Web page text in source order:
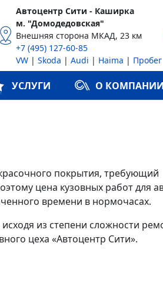
Автоцентр Сити - Каширка
м. "Домодедовская"
Внешняя сторона МКАД, 23 км
+7 (495) 127-60-85
VW |Skoda |Audi | Haima | Пробег
УСЛУГИ О КОМПАНИИ
покрытия, требующий
цена кузовных работ для
времени в нормочасах.
из степени сложности
цеха «Автоцентр Сити».